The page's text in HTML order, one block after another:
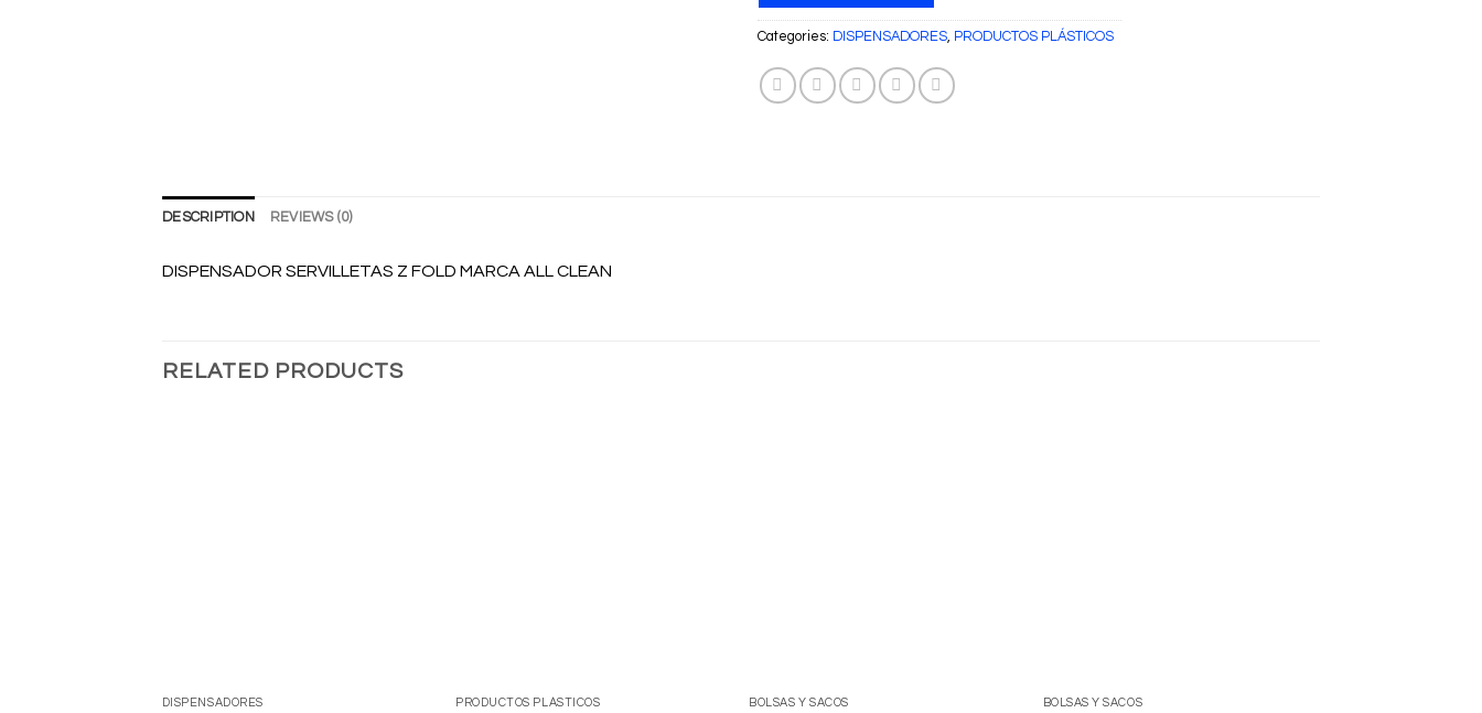
Categories: DISPENSADORES PRODUCTOS PLÁSTICOS
DESCRIPTION REVIEWS (0)
DISPENSADOR SERVILLETAS Z FOLD MARCA ALL CLEAN
RELATED PRODUCTS
DISPENSADORES PRODUCTOS PLÁSTICOS BOLSAS Y SACOS BOLSAS Y SACOS